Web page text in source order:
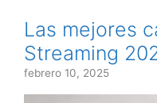
Las mejores
Streaming
febrero 10, 2025